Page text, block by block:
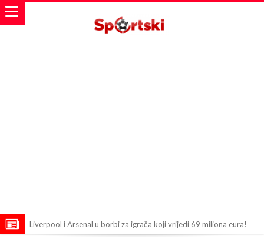
Liverpool i Arsenal u borbi za igrača koji vrijedi 69 miliona eura!